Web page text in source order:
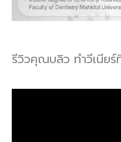
รีวิวคุณบลิว ทำวีเนียร์